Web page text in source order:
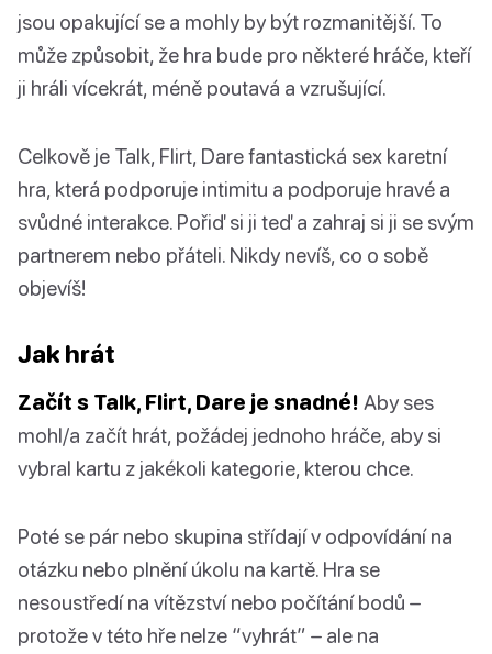
jsou opakující se a mohly by být rozmanitější. To
může způsobit, že hra bude pro některé hráče, kteří
ji hráli vícekrát, méně poutavá a vzrušující.
Celkově je Talk, Flirt, Dare fantastická sex karetní
hra, která podporuje intimitu a podporuje hravé a
svůdné interakce. Pořiď si ji teď a zahraj si ji se svým
partnerem nebo přáteli. Nikdy nevíš, co o sobě
objevíš!
Jak hrát
Začít s Talk, Flirt, Dare je snadné! Aby ses
mohl/a začít hrát, požádej jednoho hráče, aby si
vybral kartu z jakékoli kategorie, kterou chce.
Poté se pár nebo skupina střídají v odpovídání na
otázku nebo plnění úkolu na kartě. Hra se
nesoustředí na vítězství nebo počítání bodů –
protože v této hře nelze “vyhrát” – ale na